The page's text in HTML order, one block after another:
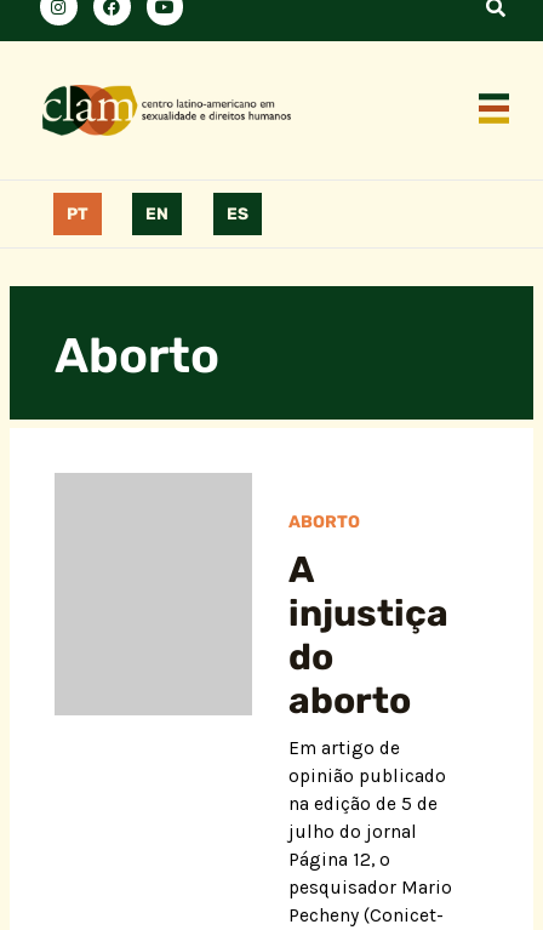
PT EN ES
Aborto
ABORTO
A
injustiça
do
aborto
Em artigo de
opinião publicado
na edição de 5 de
julho do jornal
Página 12, o
pesquisador Mario
Pecheny (Conicet-